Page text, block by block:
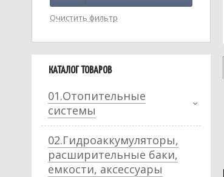
Очистить фильтр
КАТАЛОГ ТОВАРОВ
01.Отопительные
системы
02.Гидроаккумуляторы,
расширительные баки,
емкости, аксессуары